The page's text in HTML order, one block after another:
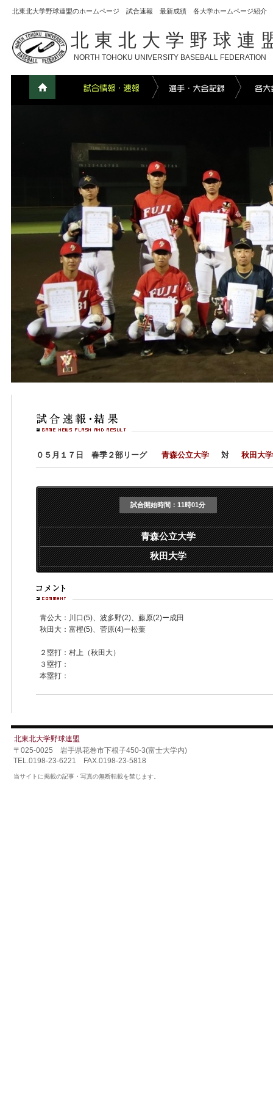
北東北大学野球連盟のホームページ 試合速報 最新成績 各大学ホームページ紹介
北東北大学野球連
NORTH TOHOKU UNIVERSITY BASEBALL FEDERATION
０５月１７日 春季２部リーグ 青森公立大学 対 秋田大学
試合開始時間： 11時01分
青森公立大学
秋田大学
青公大：川口(5)、波多野(2)、藤原(2)ー成田
秋田大：富樫(5)、菅原(4)ー松葉
２塁打：村上（秋田大）
３塁打：
本塁打：
北東北大学野球連盟
〒025-0025 岩手県花巻市下根子450-3(富士大学内)
TEL.0198-23-6221 FAX.0198-23-5818
当サイトに掲載の記事・写真の無断転載を禁じます。